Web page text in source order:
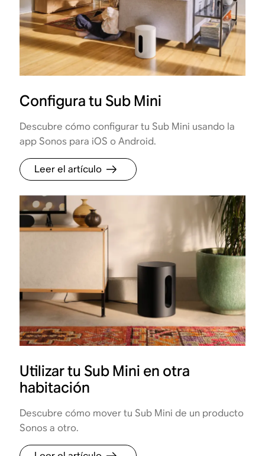
Configura tu Sub Mini
Descubre cómo configurar tu Sub Mini usando la
app Sonos para iOS o Android.
Leer el artículo
Utilizar tu Sub Mini en otra
habitación
Descubre cómo mover tu Sub Mini de un producto
Sonos a otro.